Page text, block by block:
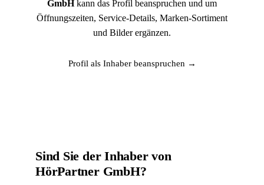
GmbHkann das Profil beanspruchen und um
Öffnungszeiten, Service-Details, Marken-Sortiment
und Bilder ergänzen.
Profil als Inhaber beanspruchen →
Sind Sie der Inhaber von
HörPartner GmbH?